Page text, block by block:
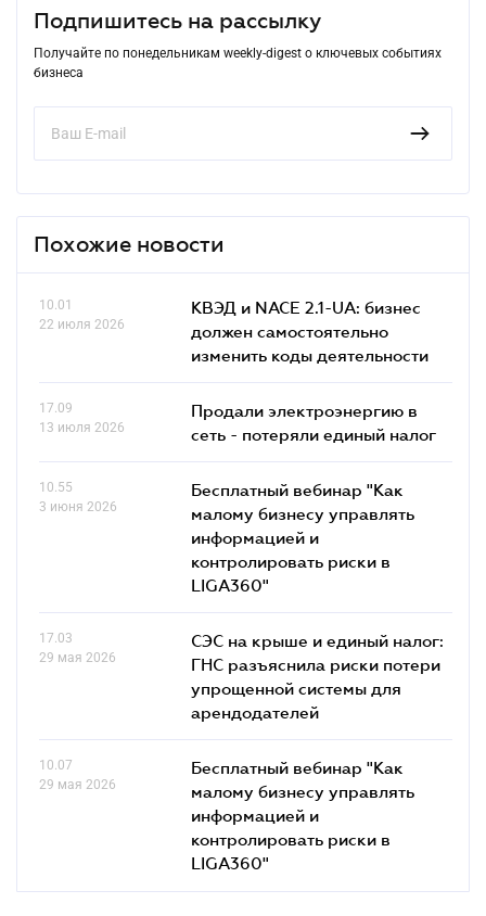
Подпишитесь на рассылку
Получайте по понедельникам weekly-digest о ключевых событиях
бизнеса
Похожие новости
10.01
22 июля 2026
КВЭД и NACE 2.1-UA: бизнес
должен самостоятельно
изменить коды деятельности
17.09
13 июля 2026
Продали электроэнергию в
сеть - потеряли единый налог
10.55
3 июня 2026
Бесплатный вебинар "Как
малому бизнесу управлять
информацией и
контролировать риски в
LIGA360"
17.03
29 мая 2026
СЭС на крыше и единый налог:
ГНС разъяснила риски потери
упрощенной системы для
арендодателей
10.07
29 мая 2026
Бесплатный вебинар "Как
малому бизнесу управлять
информацией и
контролировать риски в
LIGA360"